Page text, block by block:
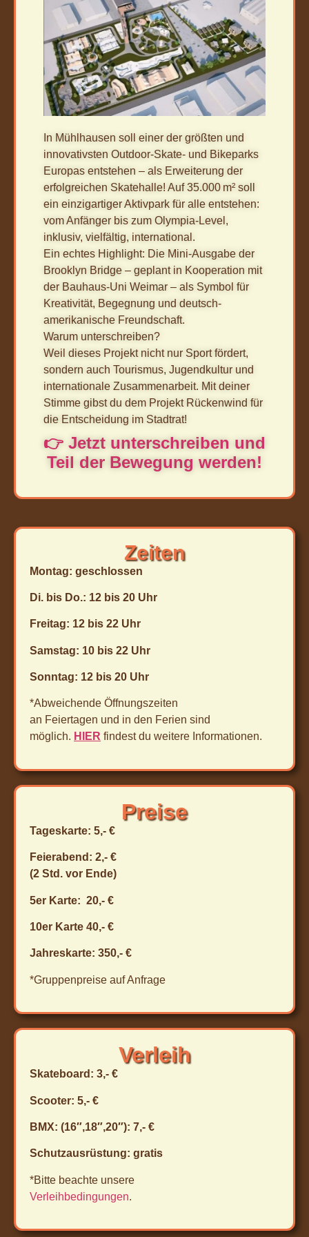
In Mühlhausen soll einer der größten und
innovativsten Outdoor-Skate- und Bikeparks
Europas entstehen – als Erweiterung der
erfolgreichen Skatehalle! Auf 35.000 m² soll
ein einzigartiger Aktivpark für alle entstehen:
vom Anfänger bis zum Olympia-Level,
inklusiv, vielfältig, international.
Ein echtes Highlight: Die Mini-Ausgabe der
Brooklyn Bridge – geplant in Kooperation mit
der Bauhaus-Uni Weimar – als Symbol für
Kreativität, Begegnung und deutsch-
amerikanische Freundschaft.
Warum unterschreiben?
Weil dieses Projekt nicht nur Sport fördert,
sondern auch Tourismus, Jugendkultur und
internationale Zusammenarbeit. Mit deiner
Stimme gibst du dem Projekt Rückenwind für
die Entscheidung im Stadtrat!
👉 Jetzt unterschreiben und
Teil der Bewegung werden!
Zeiten
Montag: geschlossen
Di. bis Do.: 12 bis 20 Uhr
Freitag: 12 bis 22 Uhr
Samstag: 10 bis 22 Uhr
Sonntag: 12 bis 20 Uhr
*Abweichende Öffnungszeiten
an Feiertagen und in den Ferien sind
möglich. HIER findest du weitere Informationen.
Preise
Tageskarte: 5,- €
Feierabend: 2,- €
(2 Std. vor Ende)
5er Karte: 20,- €
10er Karte 40,- €
Jahreskarte: 350,- €
*Gruppenpreise auf Anfrage
Verleih
Skateboard: 3,- €
Scooter: 5,- €
BMX: (16″,18″,20″): 7,- €
Schutzausrüstung: gratis
*Bitte beachte unsere
Verleihbedingungen.